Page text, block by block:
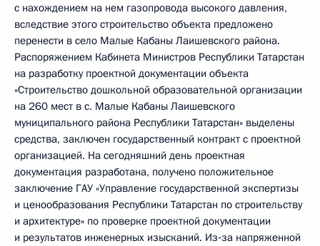
с нахождением на нем газопровода высокого давления,
вследствие этого строительство объекта предложено
перенести в село Малые Кабаны Лаишевского района.
Распоряжением Кабинета Министров Республики Татарстан
на разработку проектной документации объекта
«Строительство дошкольной образовательной организации
на 260 мест в с. Малые Кабаны Лаишевского
муниципального района Республики Татарстан» выделены
средства, заключен государственный контракт с проектной
организацией. На сегодняшний день проектная
документация разработана, получено положительное
заключение ГАУ «Управление государственной экспертизы
и ценообразования Республики Татарстан по строительству
и архитектуре» по проверке проектной документации
и результатов инженерных изысканий. Из‑за напряженной